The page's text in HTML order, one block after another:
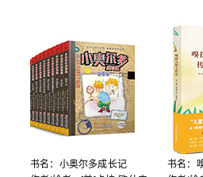
书名：小奥尔多成长记
书名：